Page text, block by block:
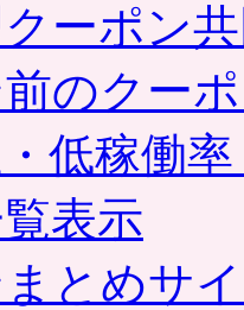
ーポン
のクー
低稼働
表示
とめサ